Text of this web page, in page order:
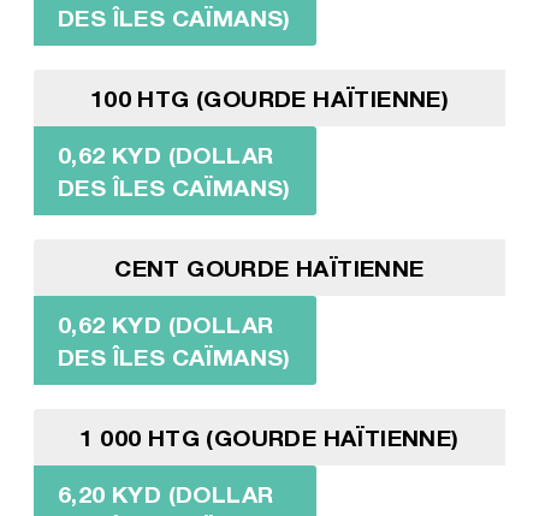
DES ÎLES CAÏMANS)
100 HTG (GOURDE HAÏTIENNE)
0,62 KYD (DOLLAR
DES ÎLES CAÏMANS)
CENT GOURDE HAÏTIENNE
0,62 KYD (DOLLAR
DES ÎLES CAÏMANS)
1 000 HTG (GOURDE HAÏTIENNE)
6,20 KYD (DOLLAR